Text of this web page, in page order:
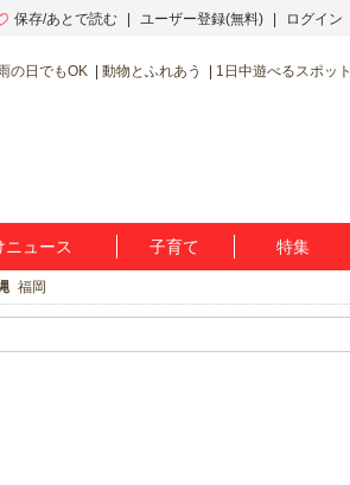
保存/あとで読む ユーザー登録(無料) ログイン
の日でもOK 動物とふれあう 1日中遊べるスポット
ニュース 子育て 特集
福岡